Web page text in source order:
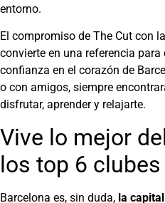
entorno.
El compromiso de The Cut con
convierte en una referencia
confianza en el corazón de
o con amigos, siempre
disfrutar, aprender y relajarte.
Vive lo mejor
los top 6
Barcelona es, sin duda, la